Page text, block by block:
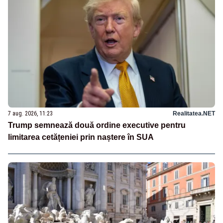
7 aug. 2026, 11:23 Realitatea.NET
Trump semnează două ordine executive pentru
limitarea cetățeniei prin naștere în SUA